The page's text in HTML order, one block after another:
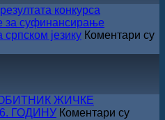
конкурса
за суфинансирање
језику Коментари су
ЖИЧКЕ
ГОДИНУ Коментари су